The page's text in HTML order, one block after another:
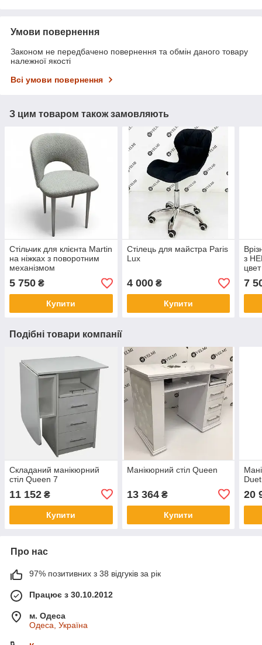
Умови повернення
Законом не передбачено повернення та обмін даного товару
належної якості
Всі умови повернення
З цим товаром також замовляють
Стільчик для клієнта Martin
на ніжках з поворотним
механізмом
5 750 ₴
Купити
Стілець для майстра Paris
Lux
4 000₴
Купити
з
7
Подібні товари компанії
Складаний манікюрний
стіл Queen 7
11 152 ₴
Купити
Манікюрний стіл Queen
13 364₴
Купити
Duet
20
Про нас
97% позитивних з 38 відгуків за рік
Працює з 30.10.2012
м. Одеса
Одеса, Україна